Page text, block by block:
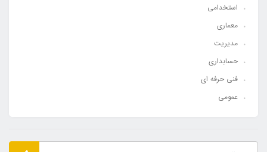
استخدامی
معماری
مدیریت
حسابداری
فنی حرفه ای
عمومی